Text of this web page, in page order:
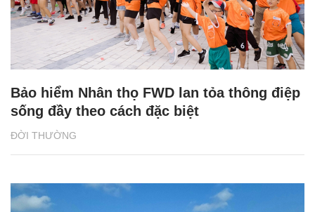
ĐỜI THƯỜNG
Bảo hiểm Nhân thọ FWD lan tỏa thông điệp
sống đầy theo cách đặc biệt